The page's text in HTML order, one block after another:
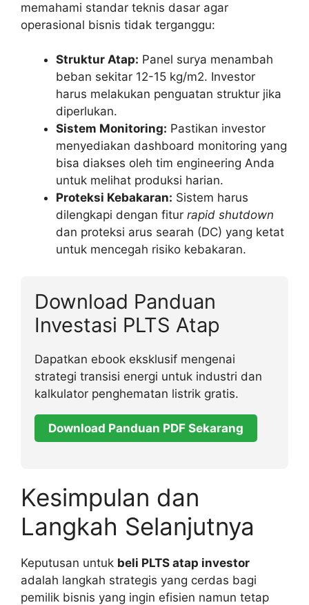
memahami standar teknis dasar agar
operasional bisnis tidak terganggu:
Struktur Atap: Panel surya menambah
beban sekitar 12-15 kg/m2. Investor
harus melakukan penguatan struktur jika
diperlukan.
Sistem Monitoring: Pastikan investor
menyediakan dashboard monitoring yang
bisa diakses oleh tim engineering Anda
untuk melihat produksi harian.
Proteksi Kebakaran: Sistem harus
dilengkapi dengan fitur rapid shutdown
dan proteksi arus searah (DC) yang ketat
untuk mencegah risiko kebakaran.
Download Panduan
Investasi PLTS Atap
Dapatkan ebook eksklusif mengenai
strategi transisi energi untuk industri dan
kalkulator penghematan listrik gratis.
Download Panduan PDF Sekarang
Kesimpulan dan
Langkah Selanjutnya
Keputusan untuk beli PLTS atap investor
adalah langkah strategis yang cerdas bagi
pemilik bisnis yang ingin efisien namun tetap